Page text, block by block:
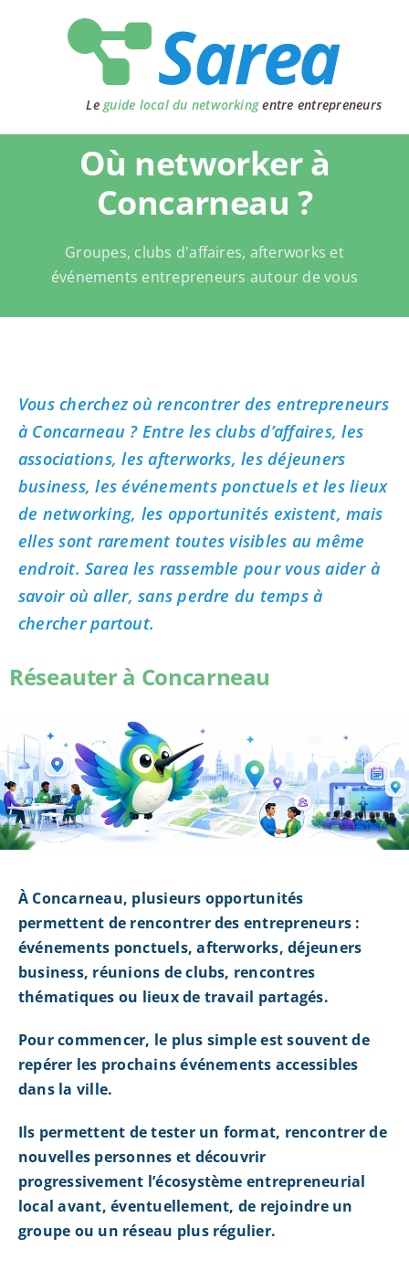
Le guide local du networkingentre entrepreneurs
Où networker à
Concarneau ?
Groupes, clubs d'affaires, afterworks et
événements entrepreneurs autour de vous
Vous cherchez où rencontrer des entrepreneurs
à Concarneau ? Entre les clubs d’affaires, les
associations, les afterworks, les déjeuners
business, les événements ponctuels et les lieux
de networking, les opportunités existent, mais
elles sont rarement toutes visibles au même
endroit. Sarea les rassemble pour vous aider à
savoir où aller, sans perdre du temps à
chercher partout.
Réseauter à Concarneau
À Concarneau, plusieurs opportunités
permettent de rencontrer des entrepreneurs :
événements ponctuels, afterworks, déjeuners
business, réunions de clubs, rencontres
thématiques ou lieux de travail partagés.
Pour commencer, le plus simple est souvent de
repérer les prochains événements accessibles
dans la ville.
Ils permettent de tester un format, rencontrer de
nouvelles personnes et découvrir
progressivement l’écosystème entrepreneurial
local avant, éventuellement, de rejoindre un
groupe ou un réseau plus régulier.